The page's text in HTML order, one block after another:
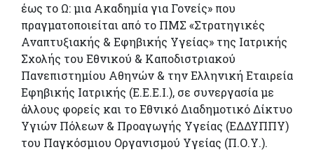
έως το Ω: μια Ακαδημία για Γονείς» που
πραγματοποιείται από το ΠΜΣ «Στρατηγικές
Αναπτυξιακής & Εφηβικής Υγείας» της Ιατρικής
Σχολής του Εθνικού & Καποδιστριακού
Πανεπιστημίου Αθηνών & την Ελληνική Εταιρεία
Εφηβικής Ιατρικής (Ε.Ε.Ε.Ι.), σε συνεργασία με
άλλους φορείς και το Εθνικό Διαδημοτικό Δίκτυο
Υγιών Πόλεων & Προαγωγής Υγείας (ΕΔΔΥΠΠΥ)
του Παγκόσμιου Οργανισμού Υγείας (Π.Ο.Υ.).